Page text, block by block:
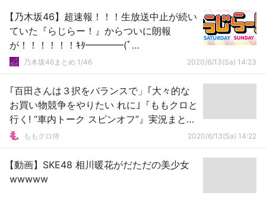
【乃木坂46】超速報！！！生放送中止が続い
ていた『らじらー！』からついに朗報
が！！！！！！ｷﾀ━━━━(ﾟ
∀ﾟ)━━━━！！！
乃木坂46まとめ 1/46 2020/6/13(Sa) 14:23
｢百田さんは３択をバランスで」｢大々的な
お買い物競争をやりたい れに｣『ももクロと
行く! “車内トーク スピンオフ”』実況まと
め！ももクロ侍 2020/6/13(Sa) 14:22
【動画】SKE48 相川暖花がだただの美少女
wwwww